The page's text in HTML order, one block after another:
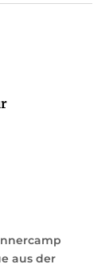
aus der